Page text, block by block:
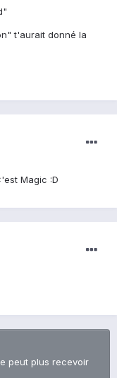
t'aurait donné la
Magic :D
peut plus recevoir